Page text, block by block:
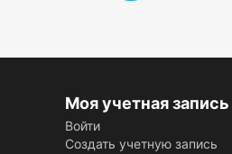
Моя учетная запись
Войти
Создать учетную запись